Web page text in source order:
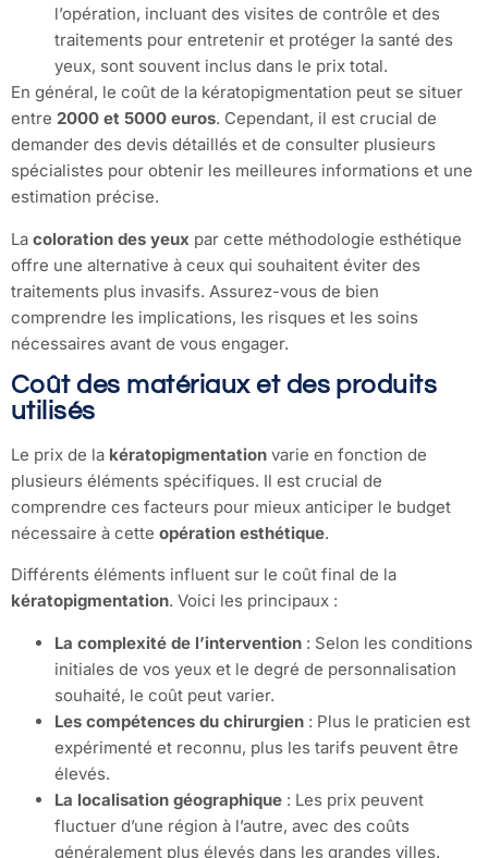
l’opération, incluant des visites de contrôle et des
traitements pour entretenir et protéger la santé des
yeux, sont souvent inclus dans le prix total.
En général, le coût de la kératopigmentation peut se situer
entre 2000 et 5000 euros. Cependant, il est crucial de
demander des devis détaillés et de consulter plusieurs
spécialistes pour obtenir les meilleures informations et une
estimation précise.
La coloration des yeux par cette méthodologie esthétique
offre une alternative à ceux qui souhaitent éviter des
traitements plus invasifs. Assurez-vous de bien
comprendre les implications, les risques et les soins
nécessaires avant de vous engager.
Coût des matériaux et des produits
utilisés
Le prix de la kératopigmentation varie en fonction de
plusieurs éléments spécifiques. Il est crucial de
comprendre ces facteurs pour mieux anticiper le budget
nécessaire à cette opération esthétique.
Différents éléments influent sur le coût final de la
kératopigmentation. Voici les principaux :
La complexité de l’intervention : Selon les conditions
initiales de vos yeux et le degré de personnalisation
souhaité, le coût peut varier.
Les compétences du chirurgien : Plus le praticien est
expérimenté et reconnu, plus les tarifs peuvent être
élevés.
La localisation géographique : Les prix peuvent
fluctuer d’une région à l’autre, avec des coûts
généralement plus élevés dans les grandes villes.